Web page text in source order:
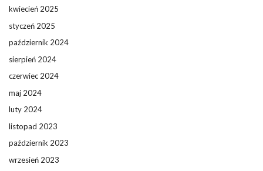
kwiecień 2025
styczeń 2025
październik 2024
sierpień 2024
czerwiec 2024
maj 2024
luty 2024
listopad 2023
październik 2023
wrzesień 2023